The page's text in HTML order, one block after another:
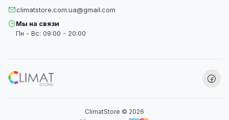
climatstore.com.ua@gmail.com
Мы на связи
Пн - Вс: 09:00 - 20:00
ClimatStore © 2026